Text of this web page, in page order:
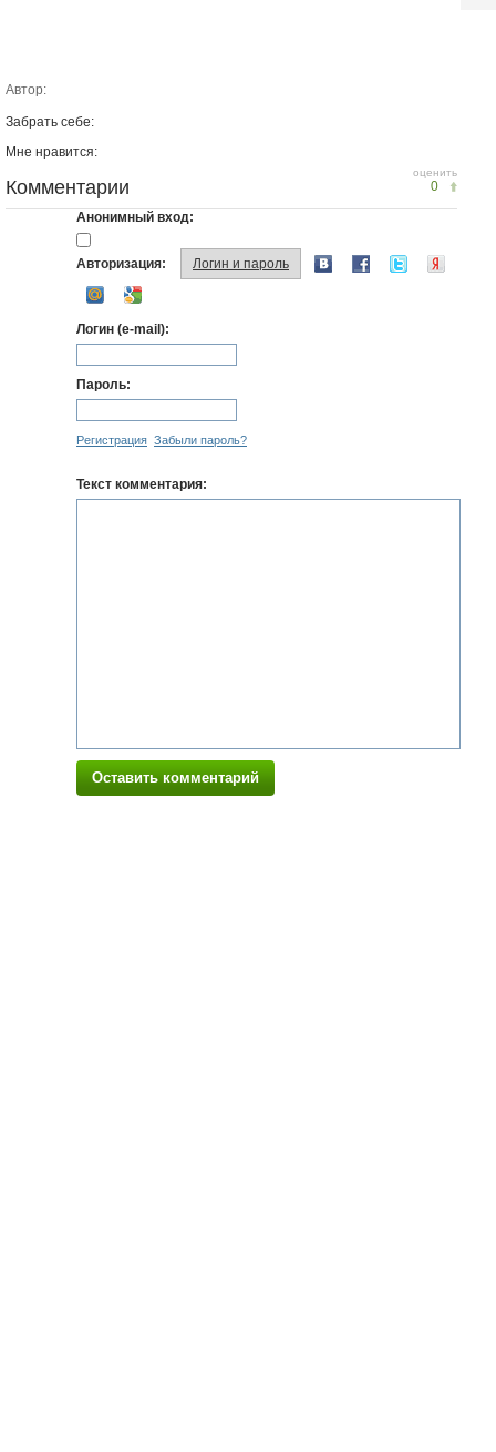
Автор:
Забрать себе:
Мне нравится:
оценить
0
Комментарии
Анонимный вход:
Авторизация: Логин и пароль
Логин (e-mail):
Пароль:
Регистрация Забыли пароль?
Текст комментария:
Оставить комментарий